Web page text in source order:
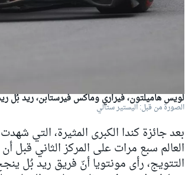
لويس هاميلتون، فيراري وماكس فيرستابن، ريد بُل
الصورة من قبل: أليستير ستالي
بعد جائزة كندا الكبرى المثيرة، التي
العالم سبع مرات على المركز الثاني قبل
التتويج، رأى مونتويا أنّ فريق ريد بُل